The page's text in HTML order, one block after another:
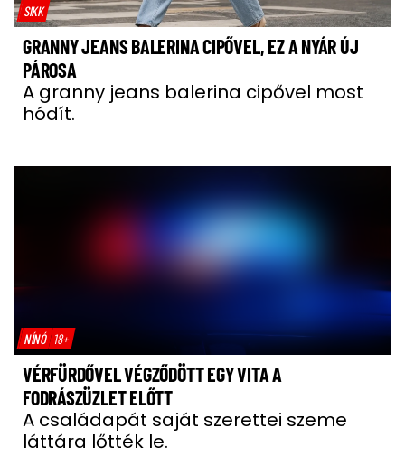
SIKK
GRANNY JEANS BALERINA CIPŐVEL, EZ A NYÁR ÚJ
PÁROSA
A granny jeans balerina cipővel most
hódít.
NÍNÓ 18+
VÉRFÜRDŐVEL VÉGZŐDÖTT EGY VITA A
FODRÁSZÜZLET ELŐTT
A családapát saját szerettei szeme
láttára lőtték le.